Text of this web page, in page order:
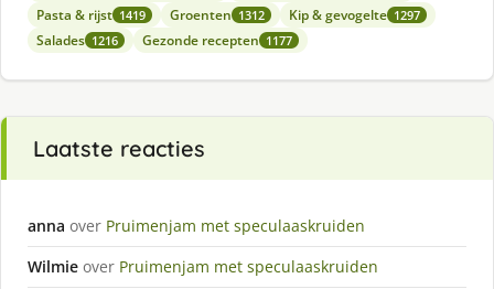
Pasta & rijst 1419 Groenten 1312 Kip & gevogelte 1297
Salades 1216 Gezonde recepten 1177
Laatste reacties
anna over Pruimenjam met speculaaskruiden
Wilmie over Pruimenjam met speculaaskruiden